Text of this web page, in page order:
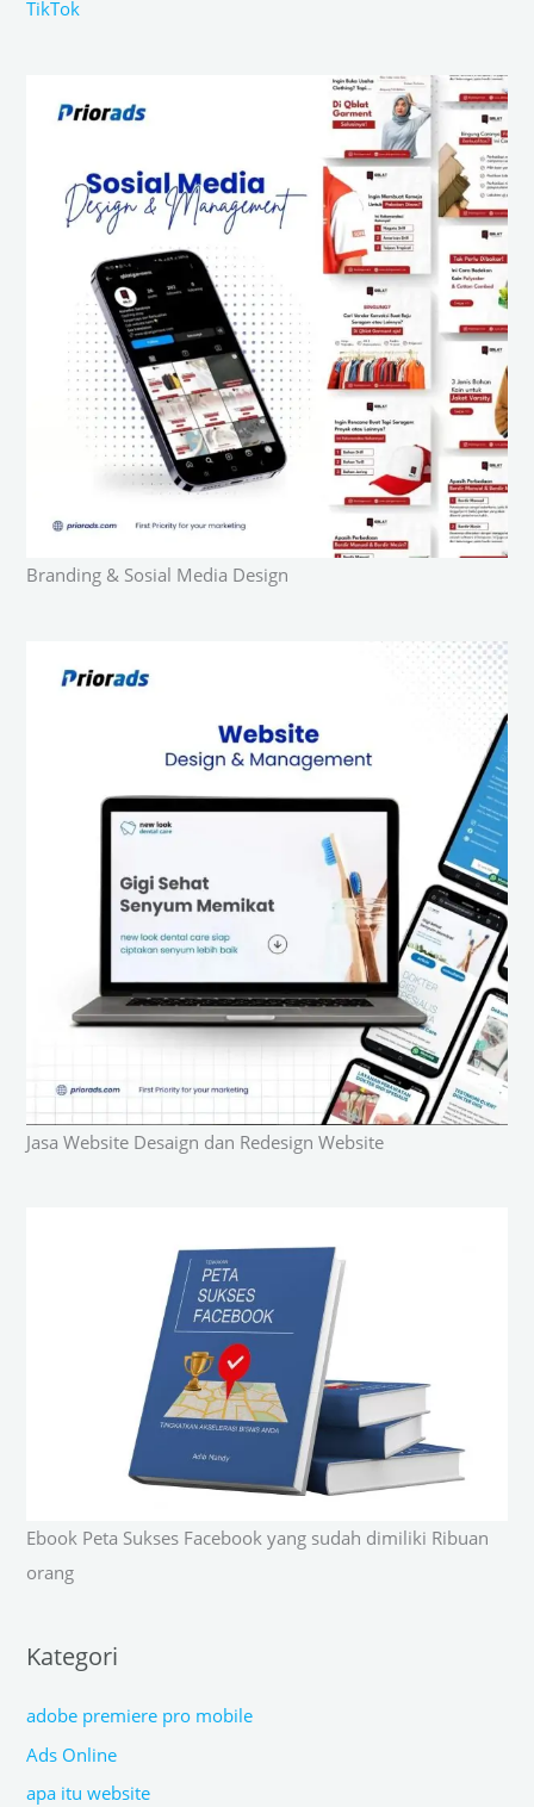
TikTok
Branding & Sosial Media Design
Jasa Website Desaign dan Redesign Website
Ebook Peta Sukses Facebook yang sudah dimiliki Ribuan
orang
Kategori
adobe premiere pro mobile
Ads Online
apa itu website